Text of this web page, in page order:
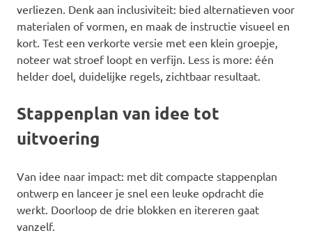
verliezen. Denk aan inclusiviteit: bied alternatieven voor
materialen of vormen, en maak de instructie visueel en
kort. Test een verkorte versie met een klein groepje,
noteer wat stroef loopt en verfijn. Less is more: één
helder doel, duidelijke regels, zichtbaar resultaat.
Stappenplan van idee tot
uitvoering
Van idee naar impact: met dit compacte stappenplan
ontwerp en lanceer je snel een leuke opdracht die
werkt. Doorloop de drie blokken en itereren gaat
vanzelf.